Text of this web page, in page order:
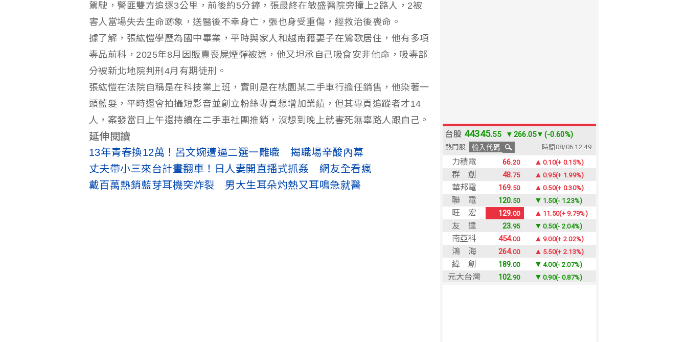
駕駛，警匪雙方追逐3公里，前後約5分鐘，張最終在敏盛醫院旁撞上2路人，2被
害人當場失去生命跡象，送醫後不幸身亡，張也身受重傷，經救治後喪命。
據了解，張紘愷學歷為國中畢業，平時與家人和越南籍妻子在鶯歌居住，他有多項
毒品前科，2025年8月因販賣喪屍煙彈被逮，他又坦承自己吸食安非他命，吸毒部
分被新北地院判刑4月有期徒刑。
張紘愷在法院自稱是在科技業上班，實則是在桃園某二手車行擔任銷售，他染著一
頭藍髮，平時還會拍攝短影音並創立粉絲專頁想增加業績，但其專頁追蹤者才14
人，案發當日上午還持續在二手車社團推銷，沒想到晚上就害死無辜路人跟自己。
延伸閱讀
13年青春換12萬！呂文婉遭逼二選一離職 揭職場辛酸內幕
丈夫帶小三來台計畫翻車！日人妻開直播式抓姦 網友全看瘋
戴百萬熱銷藍芽耳機突炸裂 男大生耳朵灼熱又耳鳴急就醫